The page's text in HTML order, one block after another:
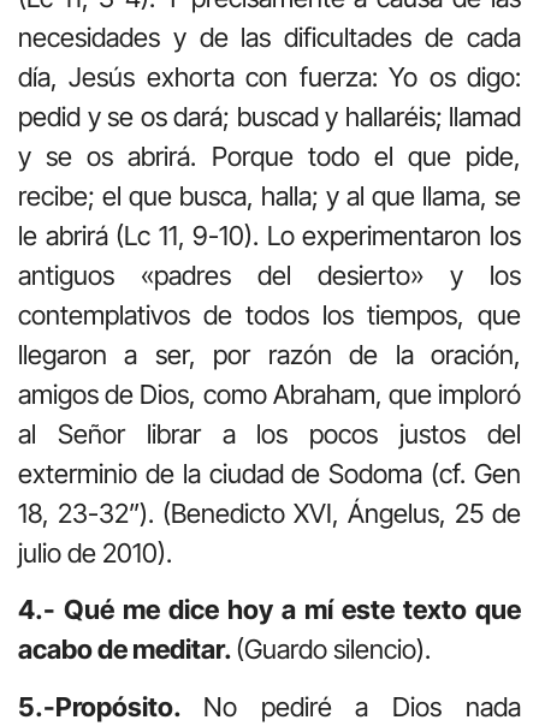
necesidades y de las dificultades de cada
día, Jesús exhorta con fuerza: Yo os digo:
pedid y se os dará; buscad y hallaréis; llamad
y se os abrirá. Porque todo el que pide,
recibe; el que busca, halla; y al que llama, se
le abrirá (Lc 11, 9-10). Lo experimentaron los
antiguos «padres del desierto» y los
contemplativos de todos los tiempos, que
llegaron a ser, por razón de la oración,
amigos de Dios, como Abraham, que imploró
al Señor librar a los pocos justos del
exterminio de la ciudad de Sodoma (cf. Gen
18, 23-32”). (Benedicto XVI, Ángelus, 25 de
julio de 2010).
4.- Qué me dice hoy a mí este texto que
acabo de meditar.(Guardo silencio).
5.-Propósito. No pediré a Dios nada